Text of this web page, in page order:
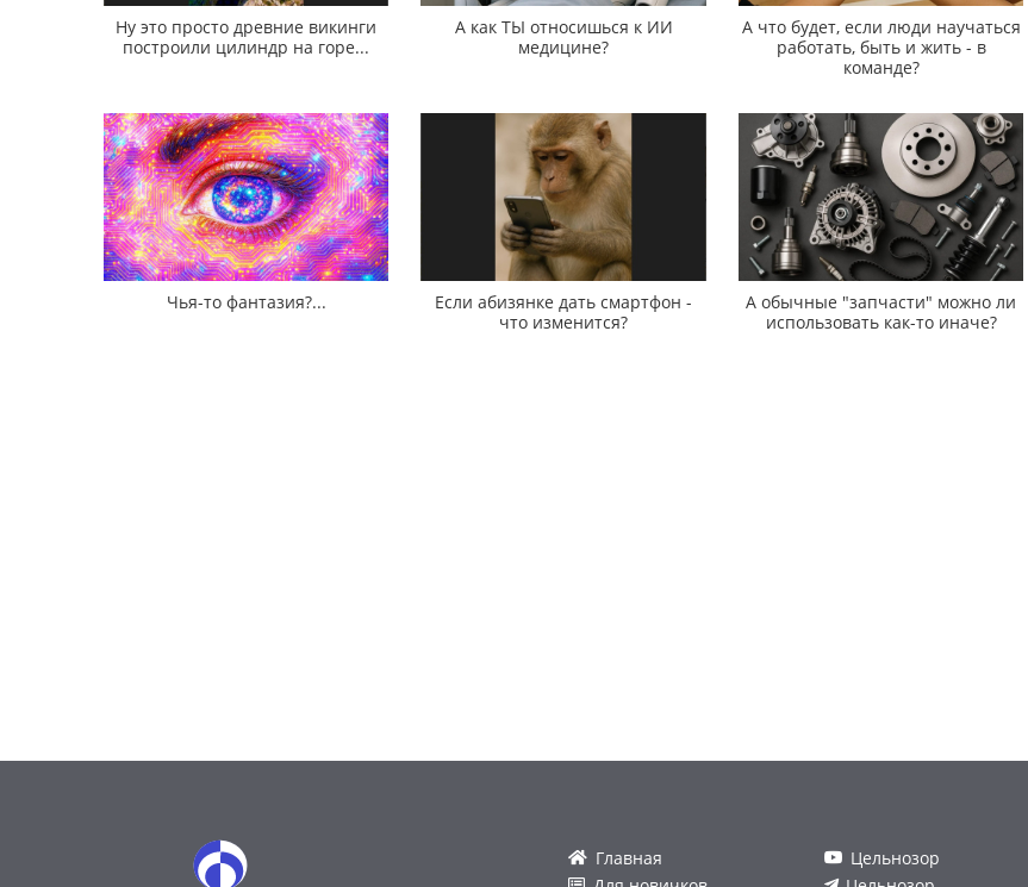
Ну это просто древние викинги
построили цилиндр на горе...
А как ТЫ относишься к ИИ
медицине?
А что будет, если люди научаться
работать, быть и жить - в
команде?
Чья-то фантазия?...
Если абизянке дать смартфон -
что изменится?
А обычные "запчасти" можно ли
использовать как-то иначе?
Главная
Цельнозор